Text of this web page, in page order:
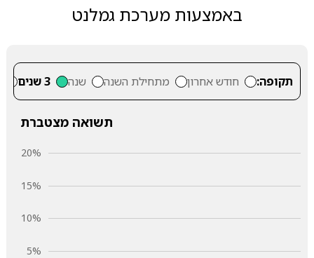
באמצעות מערכת גמלנט
תקופה: חודש אחרון מתחילת השנה שנה 3 שנים
תשואה מצטברת
5%
10%
15%
20%